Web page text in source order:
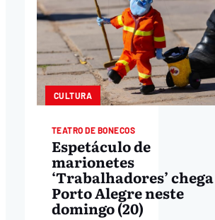
CULTURA
TEATRO DE BONECOS
Espetáculo de
marionetes
‘Trabalhadores’
Porto Alegre neste
domingo (20)